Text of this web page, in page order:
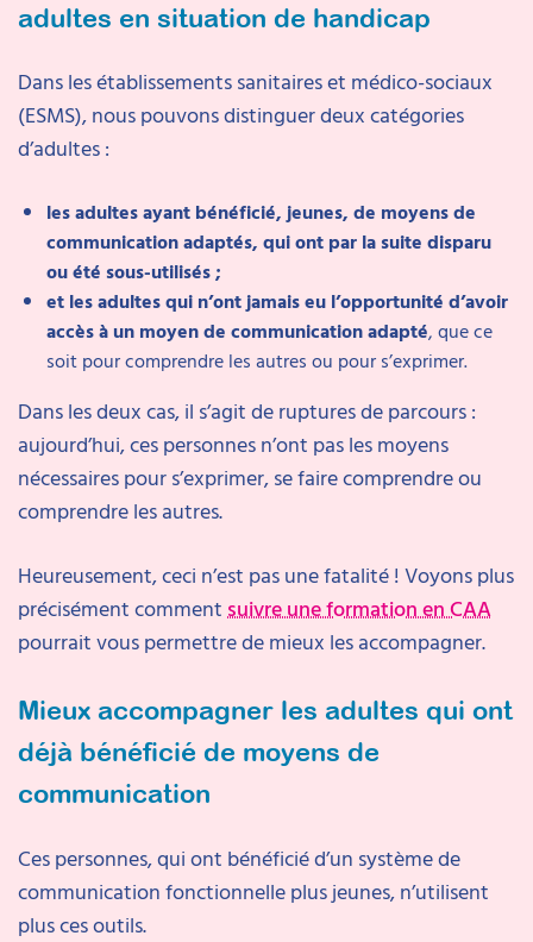
adultes en situation de handicap
Dans les établissements sanitaires et médico-sociaux
(ESMS), nous pouvons distinguer deux catégories
d’adultes :
les adultes ayant bénéficié, jeunes, de moyens de
communication adaptés, qui ont par la suite disparu
ou été sous-utilisés ;
et les adultes qui n’ont jamais eu l’opportunité d’avoir
accès à un moyen de communication adapté, que ce
soit pour comprendre les autres ou pour s’exprimer.
Dans les deux cas, il s’agit de ruptures de parcours :
aujourd’hui, ces personnes n’ont pas les moyens
nécessaires pour s’exprimer, se faire comprendre ou
comprendre les autres.
Heureusement, ceci n’est pas une fatalité ! Voyons plus
précisément commentsuivre une formation en CAA
pourrait vous permettre de mieux les accompagner.
Mieux accompagner les adultes qui ont
déjà bénéficié de moyens de
communication
Ces personnes, qui ont bénéficié d’un système de
communication fonctionnelle plus jeunes, n’utilisent
plus ces outils.